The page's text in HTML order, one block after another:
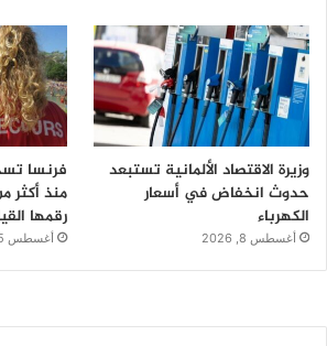
وزيرة الاقتصاد الألمانية تستبعد
حدوث انخفاض في أسعار
الكهرباء
أغسطس 8, 2026
فرنسا
منذ أكثر
رقمها
أغسطس 5, 2026